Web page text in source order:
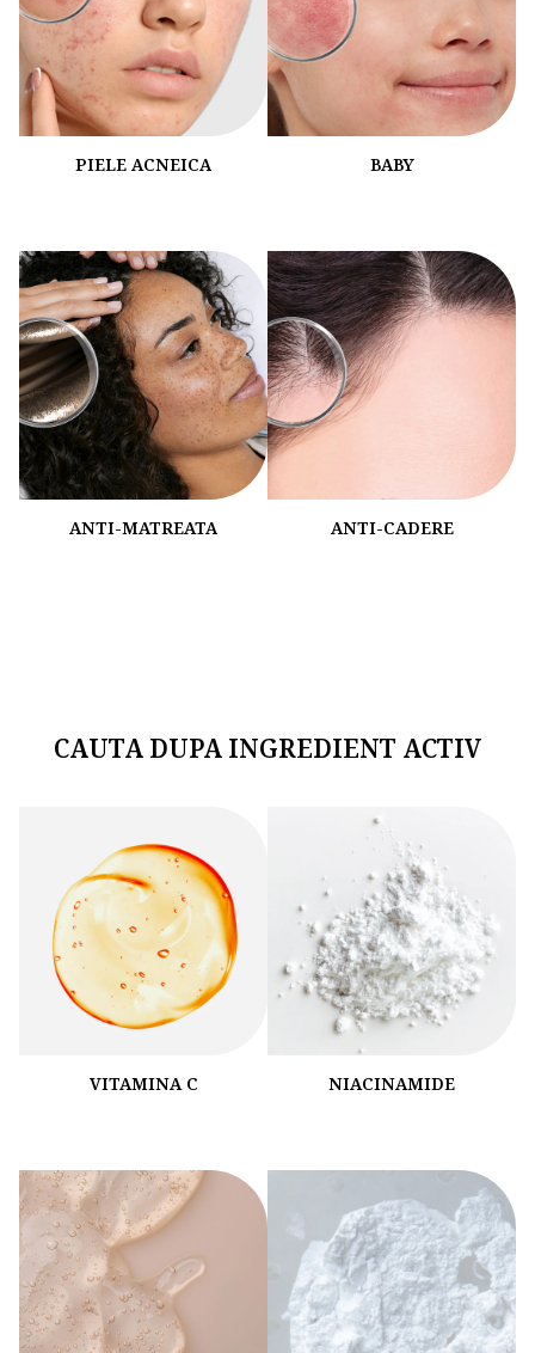
PIELE ACNEICA BABY
ANTI-MATREATA ANTI-CADERE
CAUTA DUPA INGREDIENT ACTIV
VITAMINA C NIACINAMIDE